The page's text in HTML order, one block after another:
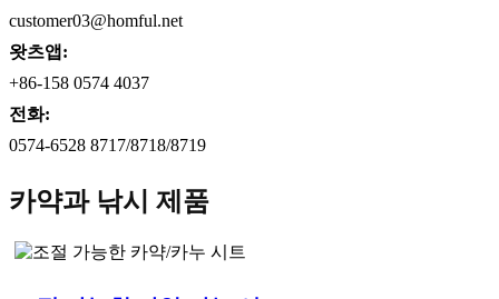
customer03@homful.net
왓츠앱:
+86-158 0574 4037
전화:
0574-6528 8717/8718/8719
카약과 낚시 제품